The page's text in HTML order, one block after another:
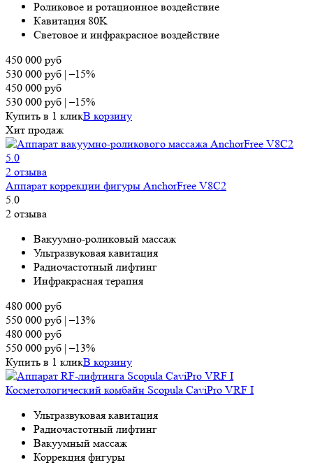
Роликовое и ротационное воздействие
Кавитация 80K
Световое и инфракрасное воздействие
450 000 руб
530 000 руб |–15%
450 000 руб
530 000 руб |–15%
Купить в 1 кликВ корзину
Хит продаж
5.0
2 отзыва
Аппарат коррекции фигуры AnchorFree V8C2
5.0
2 отзыва
Вa­ĸy­yм­нo-po­лиĸo­вый мac­ca­ж
Ультразвуковая кавитация
Радиочастотный лифтинг
Ин­фpaĸ­pacная терапия
480 000 руб
550 000 руб |–13%
480 000 руб
550 000 руб |–13%
Купить в 1 кликВ корзину
Косметологический комбайн Scopula CaviPro VRF I
Ультразвуковая кавитация
Радиочастотный лифтинг
Вакуумный массаж
Коррекция фигуры